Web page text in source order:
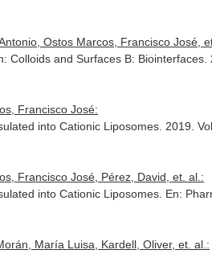
Ostos Marcos, Francisco José,
Colloids and Surfaces B: Biointerfaces
Francisco José:
into Cationic Liposomes. 2019.
Francisco José, Pérez, David, et. al.:
into Cationic Liposomes. En:
María Luisa, Kardell, Oliver, et. al.: